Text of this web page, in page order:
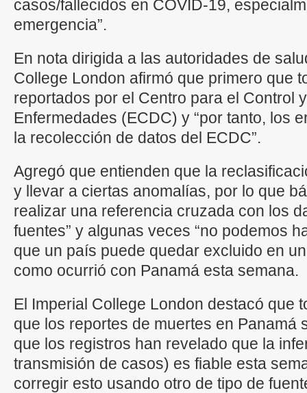
casos/fallecidos en COVID-19,
emergencia”.
En nota dirigida a las autoridades de
College London afirmó que primero que
reportados por el Centro para el Control
Enfermedades (ECDC) y “por tanto, los
la recolección de datos del ECDC”.
Agregó que entienden que la
y llevar a ciertas anomalías, por lo que
realizar una referencia cruzada con los
fuentes” y algunas veces “no podemos
que un país puede quedar excluido en
como ocurrió con Panamá esta semana.
El Imperial College London destacó que
que los reportes de muertes en Panamá
que los registros han revelado que la
transmisión de casos) es fiable esta
corregir esto usando otro de tipo de